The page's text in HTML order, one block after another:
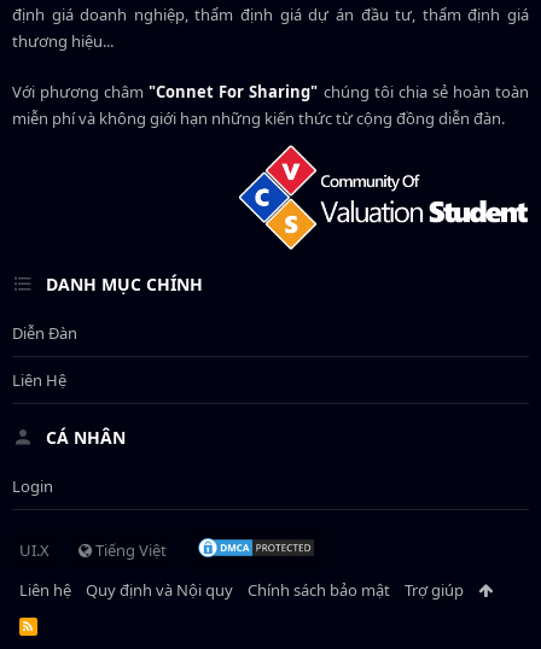
định giá doanh nghiệp, thẩm định giá dự án đầu tư, thẩm định giá
thương hiệu...
Với phương châm"Connet For Sharing" chúng tôi chia sẻ hoàn toàn
miễn phí và không giới hạn những kiến thức từ cộng đồng diễn đàn.
DANH MỤC CHÍNH
Diễn Đàn
Liên Hệ
CÁ NHÂN
Login
UI.X
Tiếng Việt
Liên hệ
Quy định và Nội quy Chính sách bảo mật Trợ giúp
R
S